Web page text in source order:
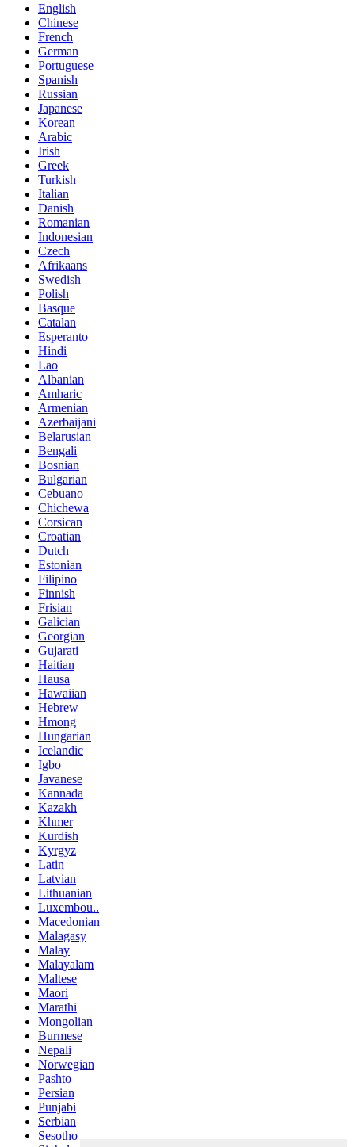
English
Chinese
French
German
Portuguese
Spanish
Russian
Japanese
Korean
Arabic
Irish
Greek
Turkish
Italian
Danish
Romanian
Indonesian
Czech
Afrikaans
Swedish
Polish
Basque
Catalan
Esperanto
Hindi
Lao
Albanian
Amharic
Armenian
Azerbaijani
Belarusian
Bengali
Bosnian
Bulgarian
Cebuano
Chichewa
Corsican
Croatian
Dutch
Estonian
Filipino
Finnish
Frisian
Galician
Georgian
Gujarati
Haitian
Hausa
Hawaiian
Hebrew
Hmong
Hungarian
Icelandic
Igbo
Javanese
Kannada
Kazakh
Khmer
Kurdish
Kyrgyz
Latin
Latvian
Lithuanian
Luxembou..
Macedonian
Malagasy
Malay
Malayalam
Maltese
Maori
Marathi
Mongolian
Burmese
Nepali
Norwegian
Pashto
Persian
Punjabi
Serbian
Sesotho